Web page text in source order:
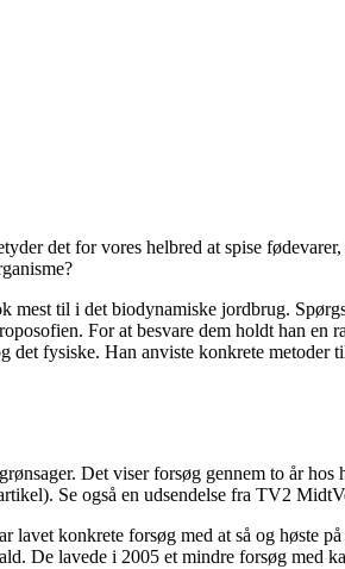
det for vores helbred at spise
til i det biodynamiske jordbrug.
For at besvare dem holdt han
fysiske. Han anviste konkrete metoder
Det viser forsøg gennem to år
Se også en udsendelse fra TV2
konkrete forsøg med at så og høste
De lavede i 2005 et mindre forsøg med